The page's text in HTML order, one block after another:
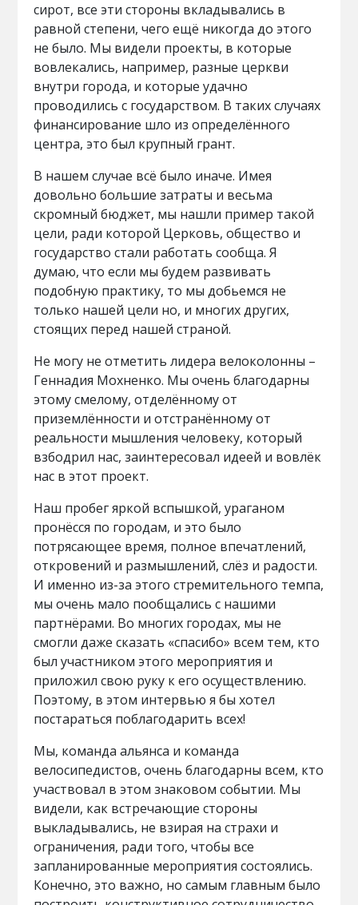
сирот, все эти стороны вкладывались в
равной степени, чего ещё никогда до этого
не было. Мы видели проекты, в которые
вовлекались, например, разные церкви
внутри города, и которые удачно
проводились с государством. В таких случаях
финансирование шло из определённого
центра, это был крупный грант.
В нашем случае всё было иначе. Имея
довольно большие затраты и весьма
скромный бюджет, мы нашли пример такой
цели, ради которой Церковь, общество и
государство стали работать сообща. Я
думаю, что если мы будем развивать
подобную практику, то мы добьемся не
только нашей цели но, и многих других,
стоящих перед нашей страной.
Не могу не отметить лидера велоколонны –
Геннадия Мохненко. Мы очень благодарны
этому смелому, отделённому от
приземлённости и отстранённому от
реальности мышления человеку, который
взбодрил нас, заинтересовал идеей и вовлёк
нас в этот проект.
Наш пробег яркой вспышкой, ураганом
пронёсся по городам, и это было
потрясающее время, полное впечатлений,
откровений и размышлений, слёз и радости.
И именно из-за этого стремительного темпа,
мы очень мало пообщались с нашими
партнёрами. Во многих городах, мы не
смогли даже сказать «спасибо» всем тем, кто
был участником этого мероприятия и
приложил свою руку к его осуществлению.
Поэтому, в этом интервью я бы хотел
постараться поблагодарить всех!
Мы, команда альянса и команда
велосипедистов, очень благодарны всем, кто
участвовал в этом знаковом событии. Мы
видели, как встречающие стороны
выкладывались, не взирая на страхи и
ограничения, ради того, чтобы все
запланированные мероприятия состоялись.
Конечно, это важно, но самым главным было